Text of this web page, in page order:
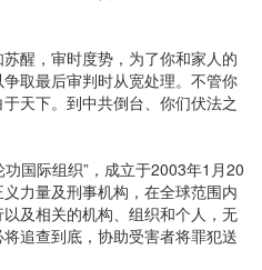
醒，审时度势，为了你和家人的
取最后审判时从宽处理。不管你
天下。到中共倒台、你们伏法之
功国际组织”，成立于2003年1月20
力量及刑事机构，在全球范围内
及相关的机构、组织和个人，无
追查到底，协助受害者将罪犯送